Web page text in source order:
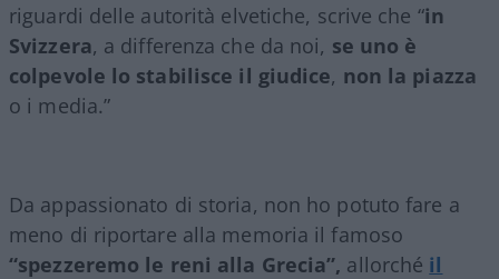
riguardi delle autorità elvetiche, scrive che “in
Svizzera, a differenza che da noi, se uno è
colpevole lo stabilisce il giudice, non la piazza
o i media.”
Da appassionato di storia, non ho potuto fare a
meno di riportare alla memoria il famoso
“spezzeremo le reni alla Grecia”, allorché il